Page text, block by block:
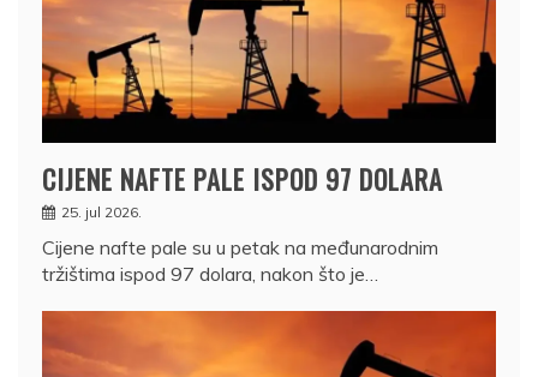
CIJENE NAFTE PALE ISPOD 97 DOLARA
25. jul 2026.
Cijene nafte pale su u petak na međunarodnim
tržištima ispod 97 dolara, nakon što je…